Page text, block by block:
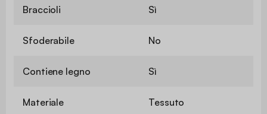
Braccioli Sì
Sfoderabile No
Contiene legno Sì
Materiale Tessuto